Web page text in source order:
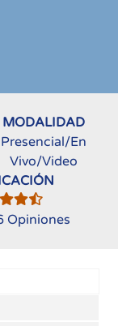
MODALIDAD
Presencial/En
Vivo/Video
Opiniones